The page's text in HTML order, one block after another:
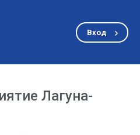
Вход
Лагуна-